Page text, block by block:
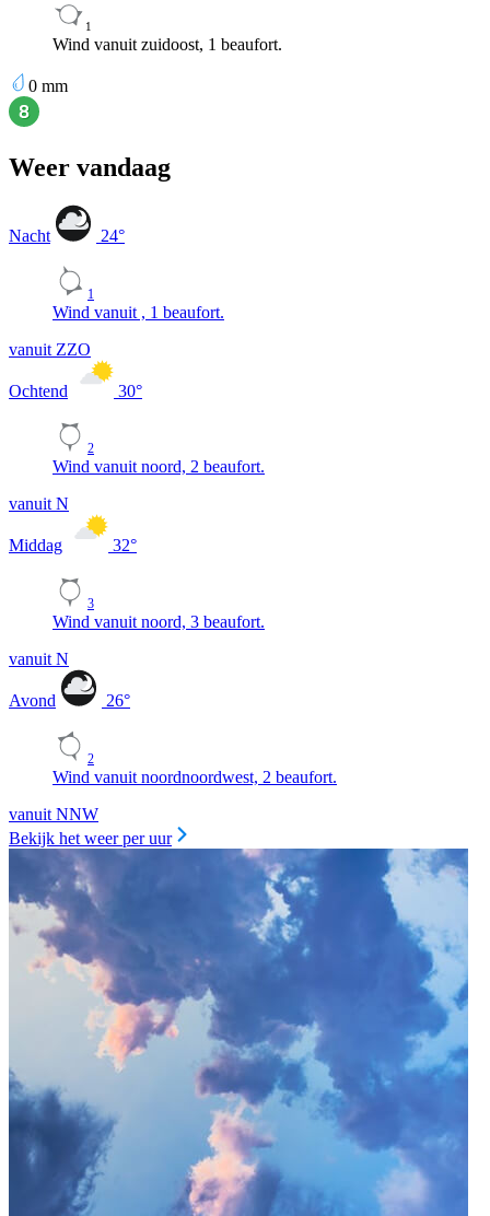
1
Wind vanuit zuidoost, 1 beaufort.
0 mm
Weer vandaag
Nacht 24°
1
Wind vanuit , 1 beaufort.
vanuit ZZO
Ochtend 30°
2
Wind vanuit noord, 2 beaufort.
vanuit N
Middag 32°
3
Wind vanuit noord, 3 beaufort.
vanuit N
Avond 26°
2
Wind vanuit noordnoordwest, 2 beaufort.
vanuit NNW
Bekijk het weer per uur